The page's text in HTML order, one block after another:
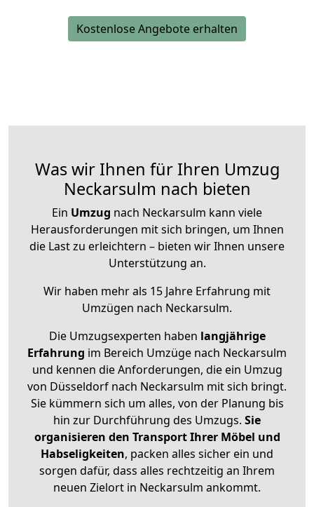
Kostenlose Angebote erhalten
Was wir Ihnen für Ihren Umzug
Neckarsulm nach bieten
Ein Umzug nach Neckarsulm kann viele
Herausforderungen mit sich bringen, um Ihnen
die Last zu erleichtern – bieten wir Ihnen unsere
Unterstützung an.
Wir haben mehr als 15 Jahre Erfahrung mit
Umzügen nach Neckarsulm.
Die Umzugsexperten haben langjährige
Erfahrung im Bereich Umzüge nach Neckarsulm
und kennen die Anforderungen, die ein Umzug
von Düsseldorf nach Neckarsulm mit sich bringt.
Sie kümmern sich um alles, von der Planung bis
hin zur Durchführung des Umzugs. Sie
organisieren den Transport Ihrer Möbel und
Habseligkeiten, packen alles sicher ein und
sorgen dafür, dass alles rechtzeitig an Ihrem
neuen Zielort in Neckarsulm ankommt.